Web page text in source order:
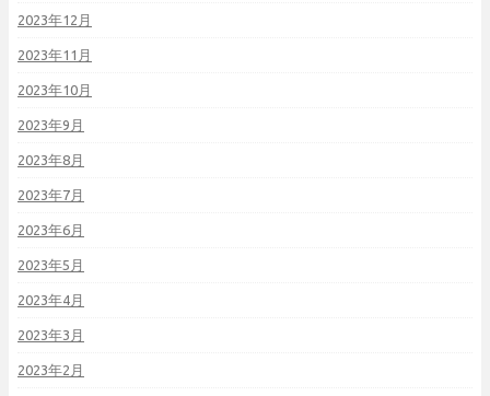
2023年12月
2023年11月
2023年10月
2023年9月
2023年8月
2023年7月
2023年6月
2023年5月
2023年4月
2023年3月
2023年2月